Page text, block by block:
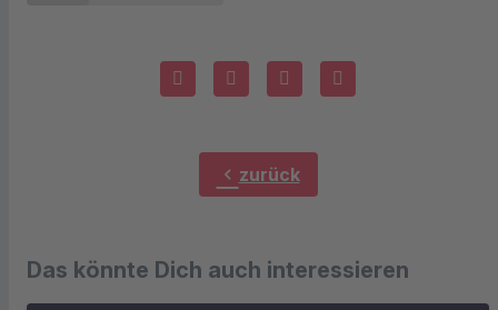
chevron_left zurück
Das könnte Dich auch interessieren